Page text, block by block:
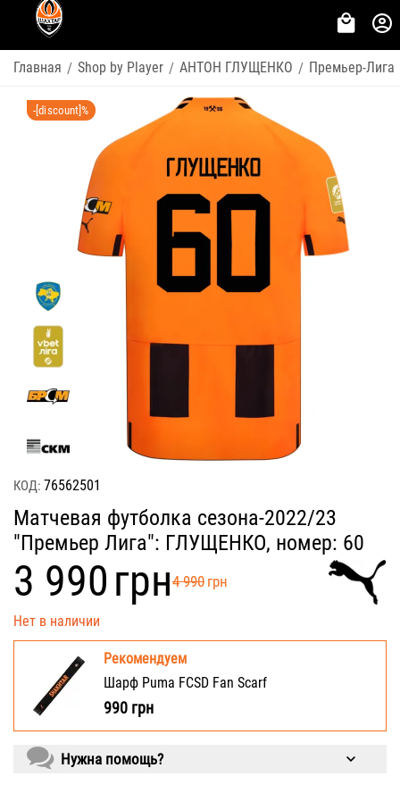
Главная / Shop by Player / АНТОН ГЛУЩЕНКО / Премьер-Лига
-[discount]%
КОД: 76562501
Матчевая футболка сезона-2022/23
"Премьер Лига": ГЛУЩЕНКО, номер: 60
‍3 990‍грн‍4 990‍ грн
Нет в наличии
Рекомендуем
Шарф Puma FCSD Fan Scarf
990 грн
Нужна помощь?